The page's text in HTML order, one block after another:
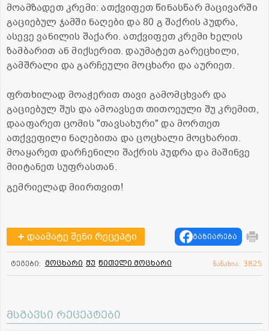
მოამზადეთ კრემი: ათქვიფეთ წინასწარ მაცივარში
გაციებულ ჯამში ნაღები და 80 გ შაქრის პუდრა,
ასევე ვანილის შაქარი. ათქვიფეთ კრემი ხელის
ზამბარით ან მიქსერით. დაუმატეთ გარეცხილი,
გამშრალი და გარჩეული მოცხარი და აურიეთ.
ფრთხილად მოაჭერით თავი გამომცხვარ და
გაციებულ შუს და ამოავსეთ თითოეული შუ კრემით,
დააფარეთ ცომის "თავსახური" და მორთეთ
ათქვეფილი ნაღებითა და ცოცხალი მოცხარით.
მოაყარეთ დარჩენილი შაქრის პუდრა და მაშინვე
მიიტანეთ სუფრასთან.
გემრიელად მიირთვით!
დაამატე შენი რეცეპტი გაზიარება
ტეგები: მოცხარი შუ წითელი მოცხარი ნანახია: 3825
მსგავსი რეცეპტები